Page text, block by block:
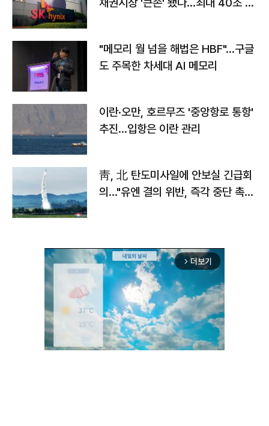
"메모리 월 넘을 해법은 HBF"…구글
도 주목한 차세대 AI 메모리
이란·오만, 호르무즈 '중앙항로 통항'
추진…입항은 이란 관리
靑, 北 탄도미사일에 안보실 긴급회
의…"유엔 결의 위반, 즉각 중단 촉
arrow_forward_ios 더보기